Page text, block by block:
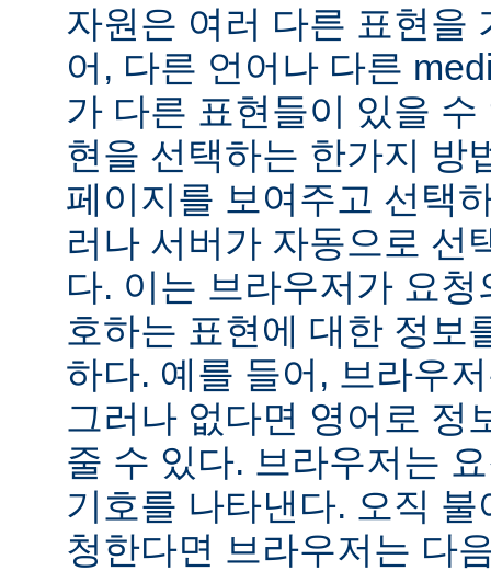
자원은 여러 다른 표현을
어, 다른 언어나 다른
가 다른 표현들이 있을
현을 선택하는 한가지 방
페이지를 보여주고 선택
러나 서버가 자동으로 선
다. 이는 브라우저가 요
호하는 표현에 대한 정보
하다. 예를 들어, 브라우
그러나 없다면 영어로 정
줄 수 있다. 브라우저는
기호를 나타낸다. 오직
청한다면 브라우저는 다